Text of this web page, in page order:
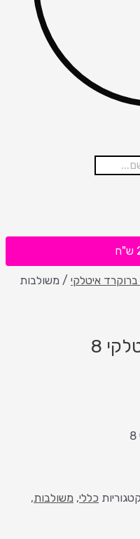
איטלקי/ משולבות
כללי, משולבות,